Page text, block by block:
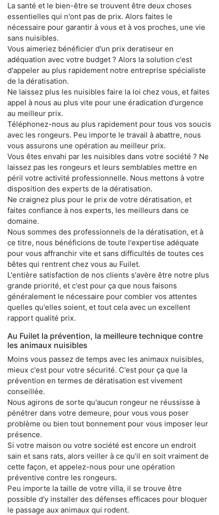
La santé et le bien-être se trouvent être deux choses
essentielles qui n'ont pas de prix. Alors faites le
nécessaire pour garantir à vous et à vos proches, une vie
sans nuisibles.
Vous aimeriez bénéficier d'un prix deratiseur en
adéquation avec votre budget ? Alors la solution c'est
d'appeler au plus rapidement notre entreprise spécialiste
de la dératisation.
Ne laissez plus les nuisibles faire la loi chez vous, et faites
appel à nous au plus vite pour une éradication d'urgence
au meilleur prix.
Téléphonez-nous au plus rapidement pour tous vos soucis
avec les rongeurs. Peu importe le travail à abattre, nous
vous assurons une opération au meilleur prix.
Vous êtes envahi par les nuisibles dans votre société ? Ne
laissez pas les rongeurs et leurs semblables mettre en
péril votre activité professionnelle. Nous mettons à votre
disposition des experts de la dératisation.
Ne craignez plus pour le prix de votre dératisation, et
faites confiance à nos experts, les meilleurs dans ce
domaine.
Nous sommes des professionnels de la dératisation, et à
ce titre, nous bénéficions de toute l'expertise adéquate
pour vous affranchir vite et sans difficultés de toutes ces
bêtes qui rentrent chez vous au Fuilet.
L'entière satisfaction de nos clients s'avère être notre plus
grande priorité, et c'est pour ça que nous faisons
généralement le nécessaire pour combler vos attentes
quelles qu'elles soient, et tout cela avec un excellent
rapport qualité prix.
Au Fuilet la prévention, la meilleure technique contre
les animaux nuisibles
Moins vous passez de temps avec les animaux nuisibles,
mieux c'est pour votre sécurité. C'est pour ça que la
prévention en termes de dératisation est vivement
conseillée.
Nous agirons de sorte qu'aucun rongeur ne réussisse à
pénétrer dans votre demeure, pour vous vous poser
problème ou bien tout bonnement pour vous imposer leur
présence.
Si votre maison ou votre société est encore un endroit
sain et sans rats, alors veiller à ce qu'il en soit vraiment de
cette façon, et appelez-nous pour une opération
préventive contre les rongeurs.
Peu importe la taille de votre villa, il se trouve être
possible d'y installer des défenses efficaces pour bloquer
le passage aux animaux qui rodent.